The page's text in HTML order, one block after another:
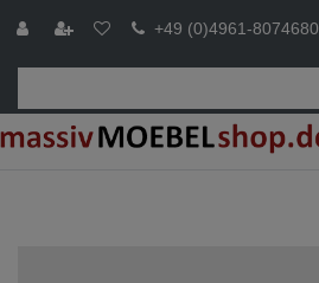
+49 (0)4961-8074680